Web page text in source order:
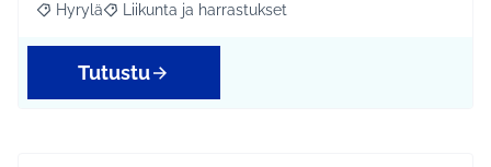
Rajaa tulokset aihepiirin mukaan: Hyrylä
Hyrylä Rajaa tulokset teeman mukaan: Liikunta ja
Liikunta ja harrastukset
Tutustu